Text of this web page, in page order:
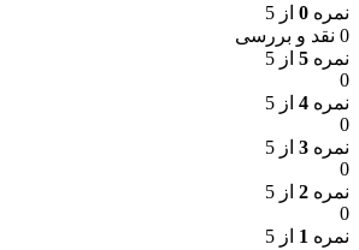
نمره 0 از 5
0 نقد و بررسی
نمره 5 از 5
0
نمره 4 از 5
0
نمره 3 از 5
0
نمره 2 از 5
0
نمره 1 از 5